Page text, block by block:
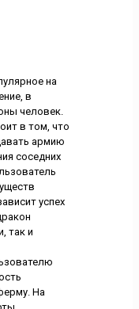
на
в
человек.
в том, что
армию
соседних
успех
так и
На